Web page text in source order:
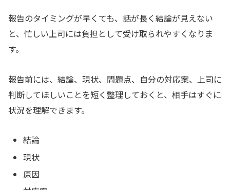
報告のタイミングが早くても、話が長く結論が見えない
と、忙しい上司には負担として受け取られやすくなりま
す。
報告前には、結論、現状、問題点、自分の対応案、上司に
判断してほしいことを短く整理しておくと、相手はすぐに
状況を理解できます。
結論
現状
原因